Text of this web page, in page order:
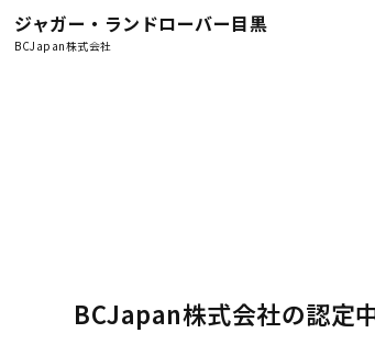
ジャガー・ランドローバー目黒
BCJapan株式会社
BCJapan株式会社の認定